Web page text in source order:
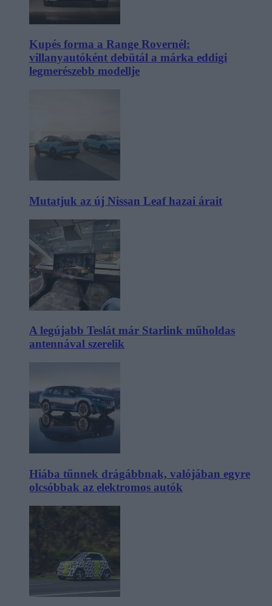
Kupés forma a Range Rovernél:
villanyautóként debütál a márka eddigi
legmerészebb modellje
Mutatjuk az új Nissan Leaf hazai árait
A legújabb Teslát már Starlink műholdas
antennával szerelik
Hiába tűnnek drágábbnak, valójában egyre
olcsóbbak az elektromos autók